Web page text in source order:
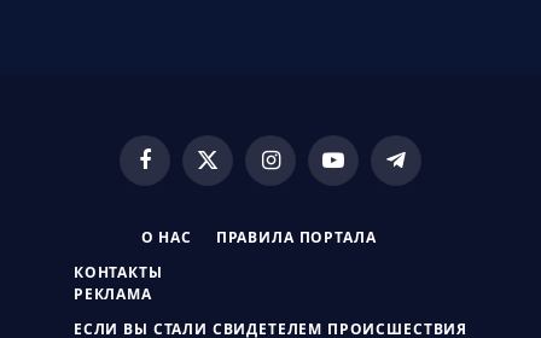
Facebook
X
InstagramYouTubeTelegram
О НАС ПРАВИЛА ПОРТАЛА
КОНТАКТЫ
РЕКЛАМА
ЕСЛИ ВЫ СТАЛИ СВИДЕТЕЛЕМ ПРОИСШЕСТВИЯ